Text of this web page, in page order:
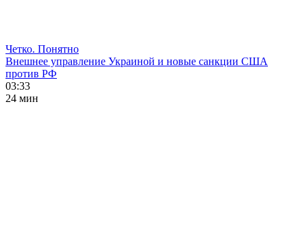
Четко. Понятно
Внешнее управление Украиной и новые санкции США
против РФ
03:33
24 мин